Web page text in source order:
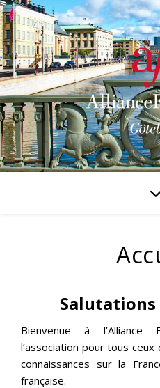
Salutations
Bienvenue à l’Alliance
l’association pour tous
connaissances sur la
française.